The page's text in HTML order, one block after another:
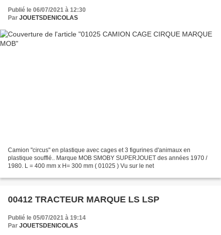
Publié le 06/07/2021 à 12:30
Par JOUETSDENICOLAS
Camion "circus" en plastique avec cages et 3 figurines d'animaux en
plastique soufflé.. Marque MOB SMOBY SUPERJOUET des années 1970 /
1980. L = 400 mm x H= 300 mm ( 01025 ) Vu sur le net
00412 TRACTEUR MARQUE LS LSP
Publié le 05/07/2021 à 19:14
Par JOUETSDENICOLAS